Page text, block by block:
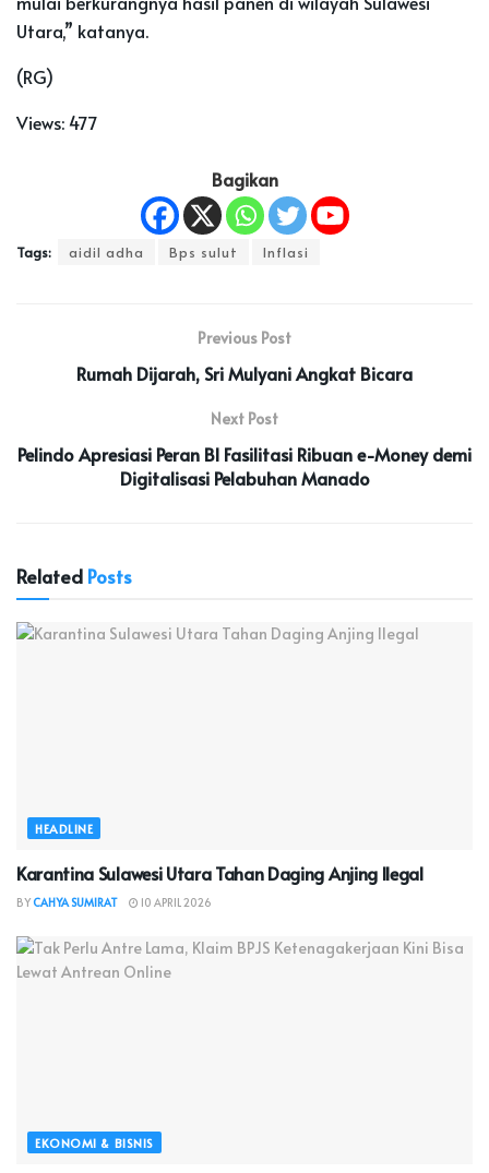
Utara,” katanya.
(RG)
Views:477
Bagikan
Tags: aidil adha Bps sulut Inflasi
Previous Post
Rumah Dijarah, Sri Mulyani Angkat Bicara
Next Post
Pelindo Apresiasi Peran BI Fasilitasi Ribuan e-Money demi
Digitalisasi Pelabuhan Manado
Related Posts
HEADLINE
Karantina Sulawesi Utara Tahan Daging Anjing Ilegal
BYCAHYA SUMIRAT 10 APRIL 2026
EKONOMI & BISNIS